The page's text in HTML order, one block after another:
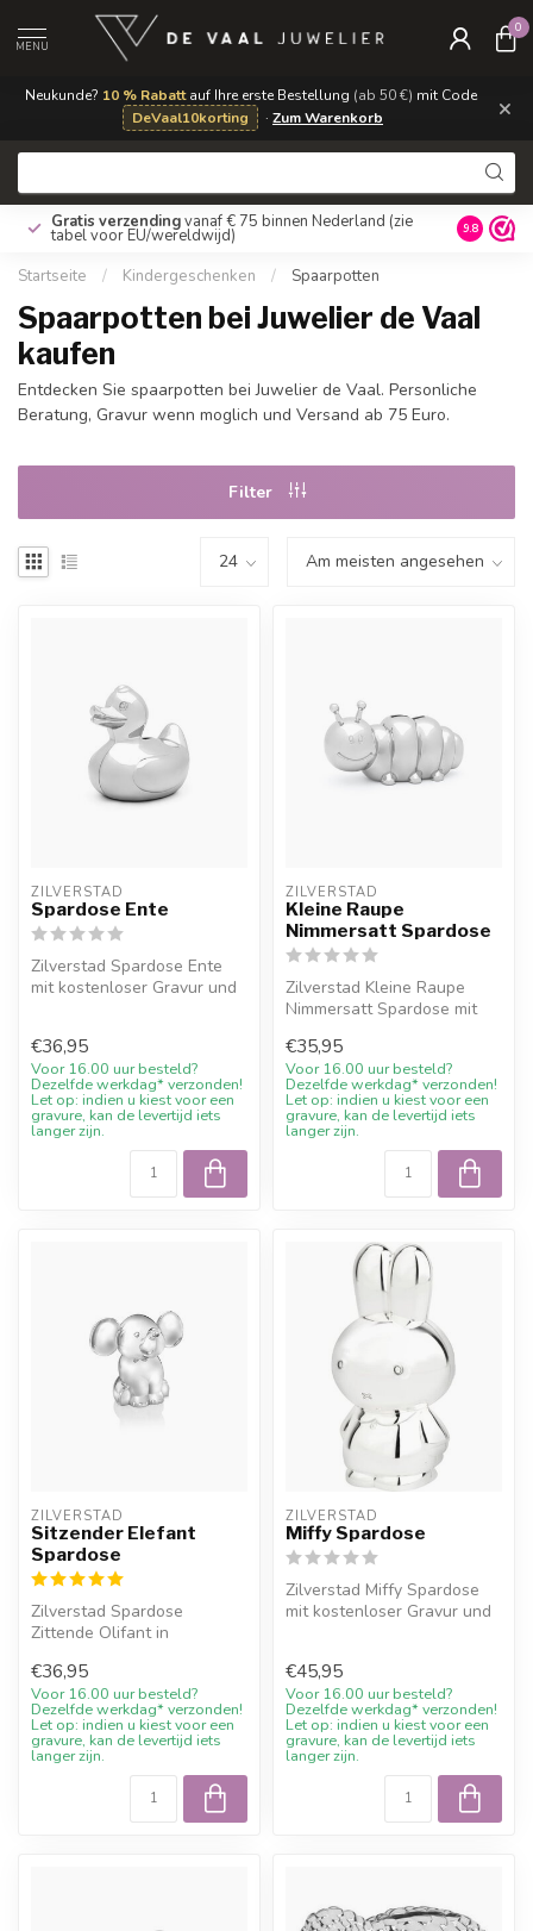
Neukunde? 10 % Rabattauf Ihre erste Bestellung (ab 50 €) mit Code
DeVaal10korting
· Zum Warenkorb ×
MENU
0
Gratis verzendingvanaf € 75 binnen Nederland (zie
tabel voor EU/wereldwijd) 9.8
Startseite / Kindergeschenken / Spaarpotten
Spaarpotten bei Juwelier de Vaal
kaufen
Entdecken Sie spaarpotten bei Juwelier de Vaal. Personliche
Beratung, Gravur wenn moglich und Versand ab 75 Euro.
Filter
ZILVERSTAD
Spardose Ente
Zilverstad Spardose Ente
mit kostenloser Gravur und
€36,95
Voor 16.00 uur besteld?
Dezelfde werkdag* verzonden!
Let op: indien u kiest voor een
gravure, kan de levertijd iets
langer zijn.
ZILVERSTAD
Kleine Raupe
Nimmersatt Spardose
Zilverstad Kleine Raupe
Nimmersatt Spardose mit
10% Willk...
€35,95
Voor 16.00 uur besteld?
Dezelfde werkdag* verzonden!
Let op: indien u kiest voor een
gravure, kan de levertijd iets
langer zijn.
ZILVERSTAD
Sitzender Elefant
Spardose
Zilverstad Spardose
Zittende Olifant in
Ein bleibend...
€36,95
Voor 16.00 uur besteld?
Dezelfde werkdag* verzonden!
Let op: indien u kiest voor een
gravure, kan de levertijd iets
langer zijn.
ZILVERSTAD
Miffy Spardose
Zilverstad Miffy Spardose
mit kostenloser Gravur und
€45,95
Voor 16.00 uur besteld?
Dezelfde werkdag* verzonden!
Let op: indien u kiest voor een
gravure, kan de levertijd iets
langer zijn.